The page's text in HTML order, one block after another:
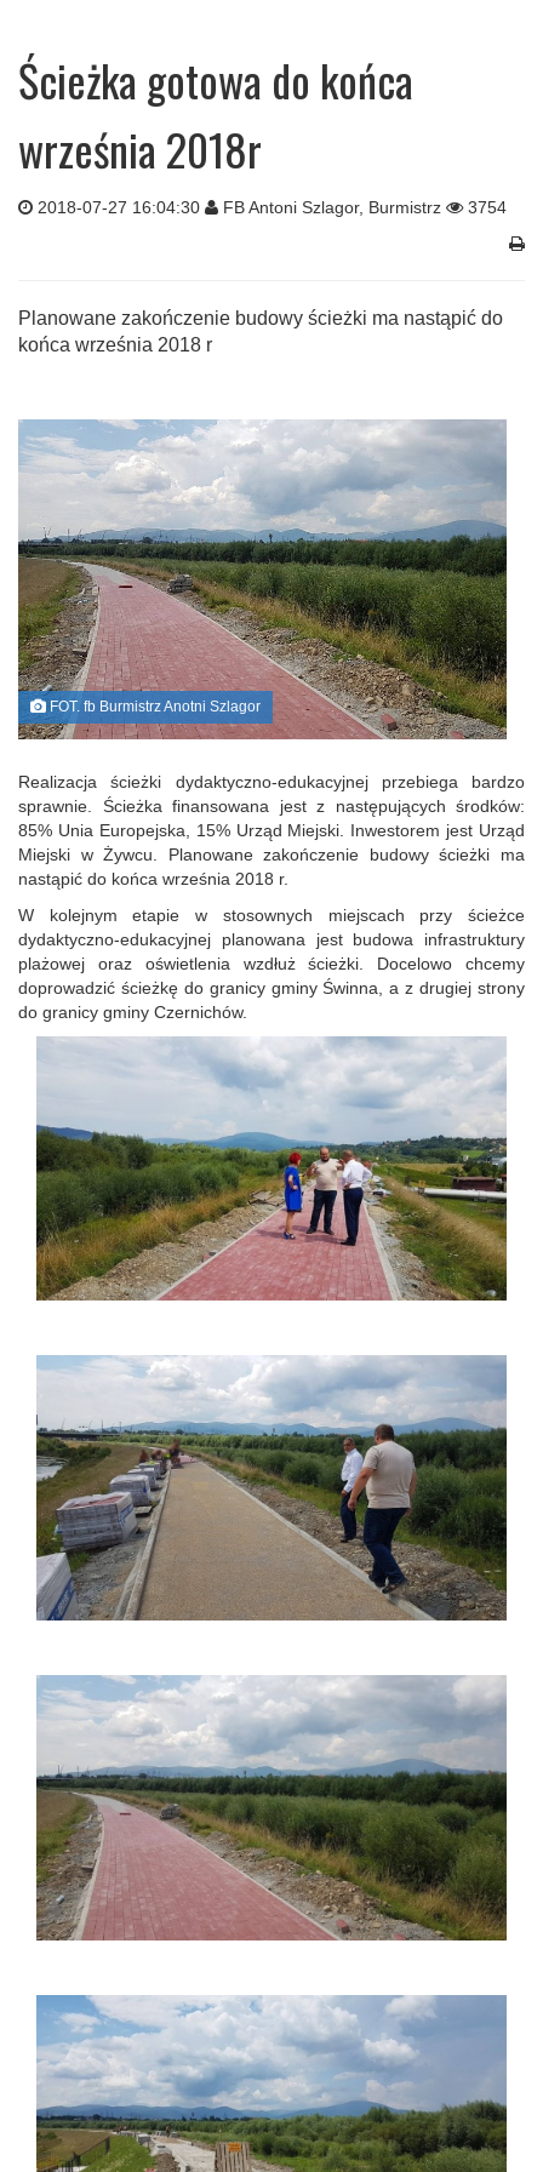
Ścieżka gotowa do końca
września 2018r
2018-07-27 16:04:30 FB Antoni Szlagor, Burmistrz 3754
Planowane zakończenie budowy ścieżki ma nastąpić do
końca września 2018 r
FOT. fb Burmistrz Anotni Szlagor
Realizacja ścieżki dydaktyczno-edukacyjnej przebiega bardzo
sprawnie. Ścieżka finansowana jest z następujących środków:
85% Unia Europejska, 15% Urząd Miejski. Inwestorem jest Urząd
Miejski w Żywcu. Planowane zakończenie budowy ścieżki ma
nastąpić do końca września 2018 r.
W kolejnym etapie w stosownych miejscach przy ścieżce
dydaktyczno-edukacyjnej planowana jest budowa infrastruktury
plażowej oraz oświetlenia wzdłuż ścieżki. Docelowo chcemy
doprowadzić ścieżkę do granicy gminy Świnna, a z drugiej strony
do granicy gminy Czernichów.